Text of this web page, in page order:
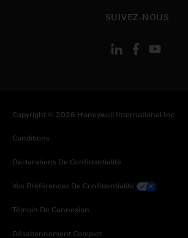
SUIVEZ-NOUS
Copyright © 2026 Honeywell International Inc
Conditions
Déclarations De Confidentialité
Vos Préférences De Confidentialité
Témoin De Connexion
Désabonnement Complet